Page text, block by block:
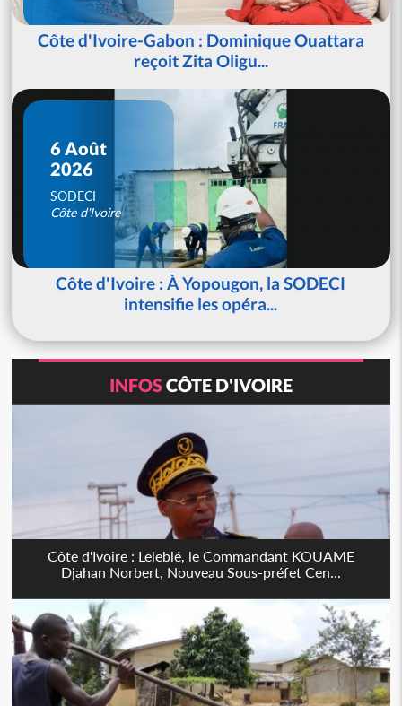
Côte d'Ivoire-Gabon : Dominique Ouattara
reçoit Zita Oligu...
6 Août
2026
SODECI
Côte d'Ivoire
Côte d'Ivoire : À Yopougon, la SODECI
intensifie les opéra...
INFOSCÔTE D'IVOIRE
Côte d'Ivoire : Leleblé, le Commandant KOUAME
Djahan Norbert, Nouveau Sous-préfet Cen...